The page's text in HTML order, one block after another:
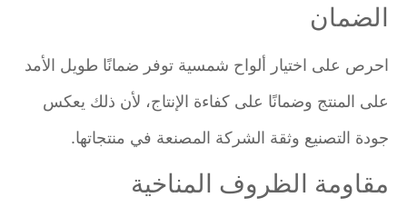
الضمان
احرص على اختيار ألواح شمسية توفر ضمانًا طويل الأمد
على المنتج وضمانًا على كفاءة الإنتاج، لأن ذلك يعكس
جودة التصنيع وثقة الشركة المصنعة في منتجاتها.
مقاومة الظروف المناخية